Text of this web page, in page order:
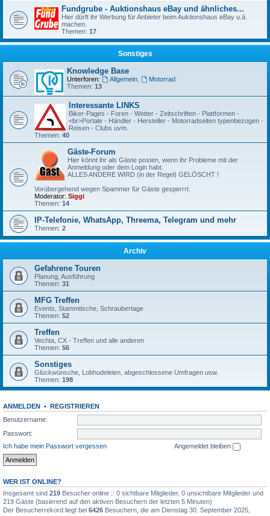
Fundgrube - Auktionshaus eBay und ähnliches...
Hier dürft ihr Werbung für Anbieter beim Auktionshaus eBay u.ä.
machen.
Themen: 17
Sonstiges
Knowledge Base
Unterforen: Allgemein,
Motorrad
Themen: 13
Interessante LINKS
Biker-Pages - Foren - Wetter - Zeitschriften - Plattformen -
<br>Portale - Händler - Hersteller - Motorradseiten typenbezogen -
Reisen - Clubs uvm.
Themen: 40
Gäste-Forum
Hier könnt ihr als Gäste posten, wenn ihr Probleme mit der
Anmeldung oder dem Login habt.
ALLES ANDERE WIRD (in der Regel) GELÖSCHT !
Vorübergehend wegen Spammer für Gäste gesperrrt.
Moderator: Siggi
Themen: 14
IP-Telefonie, WhatsApp, Threema, Telegram und mehr
Themen: 2
Archiv
Gefahrene Touren
Planung, Ausführung
Themen: 31
MFG Treffen
Events, Stammtische, Schraubertage
Themen: 52
Treffen
Vechta, CX - Treffen und alle anderen
Themen: 56
Sonstiges
Glückwünsche, Lobhudeleien, abgeschlossene Umfragen usw.
Themen: 198
ANMELDEN • REGISTRIEREN
Benutzername:
Passwort:
Ich habe mein Passwort vergessen
Angemeldet bleiben
WER IST ONLINE?
Insgesamt sind 219 Besucher online :: 0 sichtbare Mitglieder, 0 unsichtbare Mitglieder und
219 Gäste (basierend auf den aktiven Besuchern der letzten 5 Minuten)
Der Besucherrekord liegt bei 6426 Besuchern, die am Dienstag 30. September 2025,